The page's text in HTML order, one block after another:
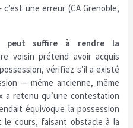
une erreur (CA Grenoble,
peut suffire à rendre la
voisin prétend avoir acquis
vérifiez s’il a existé
— même ancienne, même
a retenu qu’une contestation
équivoque la possession
cours, faisant obstacle à la